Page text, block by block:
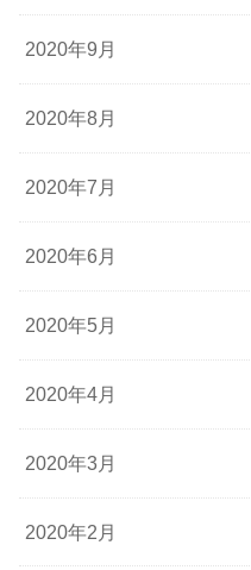
2020年9月
2020年8月
2020年7月
2020年6月
2020年5月
2020年4月
2020年3月
2020年2月